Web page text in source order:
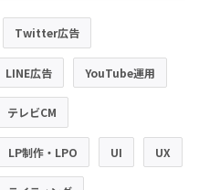
Twitter広告
LINE広告 YouTube運用
テレビCM
LP制作・LPO UI UX